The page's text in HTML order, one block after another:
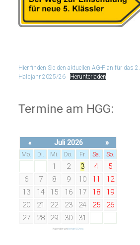
Hier finden Sie den aktuellen AG-Plan für das 2.
Halbjahr 2025/26
Herunterladen
Termine am HGG:
« Juli 2026 »
Mo. Di. Mi. Do. Fr. Sa. So.
1 2 3 4
5
6
7 8 9 10 11
12
13
14 15 16 17 18
19
20
21 22 23 24 25
26
27
28 29 30 31
Kalender vonKieran O'Shea